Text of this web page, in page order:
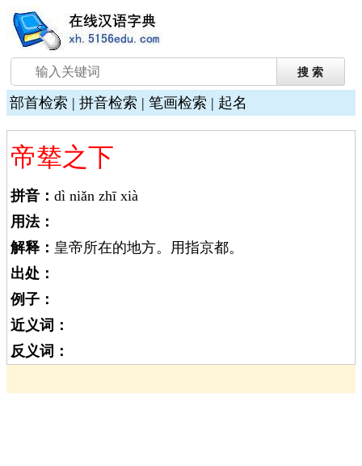
部首检索 | 拼音检索 | 笔画检索 | 起名
帝辇之下
拼音： dì niǎn zhī xià
用法：
解释： 皇帝所在的地方。用指京都。
出处：
例子：
近义词：
反义词：